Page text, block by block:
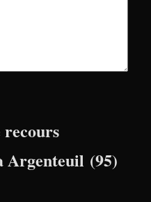
recours
(95)